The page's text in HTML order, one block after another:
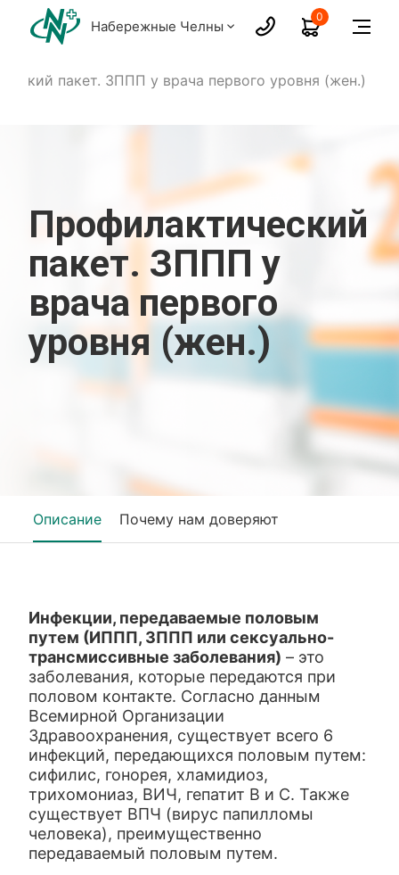
Набережные Челны
0
пакет. ЗППП у врача первого уровня (жен.)
Профилактический
пакет. ЗППП у
врача первого
уровня (жен.)
Описание Почему нам доверяют
Инфекции, передаваемые половым
путем (ИППП, ЗППП или сексуально-
трансмиссивные заболевания) – это
заболевания, которые передаются при
половом контакте. Согласно данным
Всемирной Организации
Здравоохранения, существует всего 6
инфекций, передающихся половым путем:
сифилис, гонорея, хламидиоз,
трихомониаз, ВИЧ, гепатит В и С. Также
существует ВПЧ (вирус папилломы
человека), преимущественно
передаваемый половым путем.